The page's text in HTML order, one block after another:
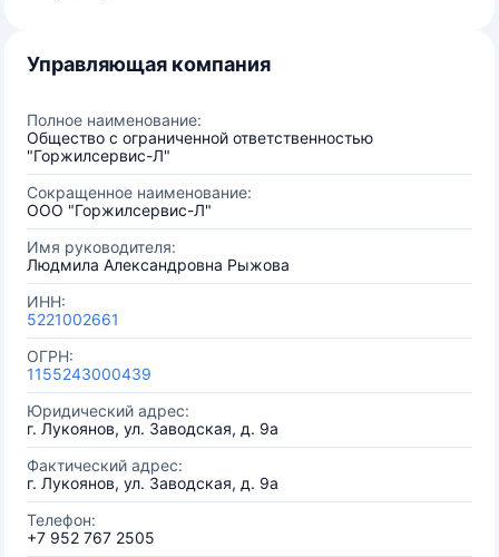
Управляющая компания
Полное наименование:
Общество с ограниченной ответственностью
"Горжилсервис-Л"
Сокращенное наименование:
ООО "Горжилсервис-Л"
Имя руководителя:
Людмила Александровна Рыжова
ИНН:
5221002661
ОГРН:
1155243000439
Юридический адрес:
г. Лукоянов, ул. Заводская, д. 9а
Фактический адрес:
г. Лукоянов, ул. Заводская, д. 9а
Телефон:
+7 952 767 2505